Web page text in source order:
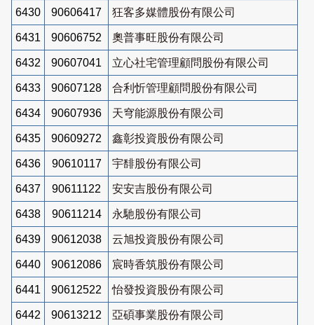
6430 90606417 狂客多媒體股份有限公司
6431 90606752 奧普事旺股份有限公司
6432 90607041 立心社宅管理顧問股份有限公司
6433 90607128 合利忻管理顧問股份有限公司
6434 90607936 天穹能源股份有限公司
6435 90609272 鑫彰投資股份有限公司
6436 90610117 宇馡股份有限公司
6437 90611122 安安吉股份有限公司
6438 90611214 永馳股份有限公司
6439 90612038 云旭投資股份有限公司
6440 90612086 宸時香筑股份有限公司
6441 90612522 怡發投資股份有限公司
6442 90613212 亞碩事業股份有限公司